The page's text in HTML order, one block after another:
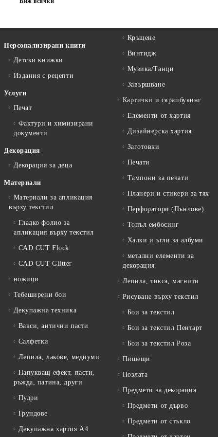
Персонализирани книги
Детски книжки
Издания с рецепти
Услуги
Печат
Фактури и химизирани
документи
Декорация
Декорация за деца
Материали
Материали за апликация
върху текстил
Гладко фолио за
апликация върху текстил
CAD CUT Flock
CAD CUT Glitter
ножици
Тебеширени бои
Декупажна техника
Вакси, антични пасти
Салфетки
Лепила, лакове, медиуми
Напукващ ефект, пасти,
ръжда, патина, други
Пудри
Грундове
Декупажна хартия А4
Кръщене
Винтидж
Музика/Танци
Завършване
Картички и скрапбукинг
Елементи от хартия
Дизайнерска хартия
Заготовки
Печати
Тампони за печати
Планери и стикери за тях
Перфоратори (Пънчове)
Топъл ембосинг
Халки и ъгли за албуми
метални елементи за
декорация
Лепила, тикса, магнити
Рисуване върху текстил
Бои за текстил
Бои за текстил Пентарт
Бои за текстил Роза
Пишещи
Позлата
Предмети за декорация
Предмети от дърво
Предмети от стъкло